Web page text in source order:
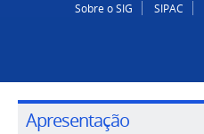
Sobre o SIG SIPAC
Apresentação